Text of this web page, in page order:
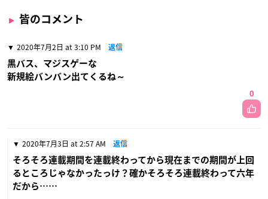
皆のコメント
2020年7月2日 at 3:10 PM 返信
黒バス、マジスゲーな
新規絵バンバン出てくるね～
0
2020年7月3日 at 2:57 AM 返信
そろそろ連載期間を連載終わってから現在までの期間が上回
るところじゃなかったっけ？確かそろそろ連載終わって六年
だから……